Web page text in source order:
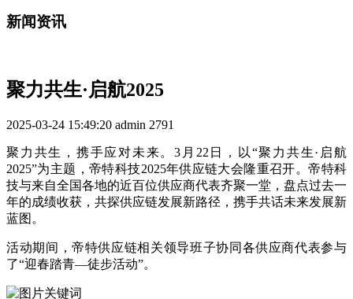
新闻资讯
聚力共生·启航2025
2025-03-24 15:49:20 admin 2791
聚力共生，携手应对未来。3月22日，以“聚力共生·启航
2025”为主题，帝特科技2025年供应链大会隆重召开。帝特科
技与来自全国各地的近百位供应商代表齐聚一堂，盘点过去一
年的成绩收获，共探供应链发展新路径，携手共话未来发展新
蓝图。
活动期间，帝特供应链相关领导班子协同各供应商代表参与
了“迎春踏青—徒步活动”。